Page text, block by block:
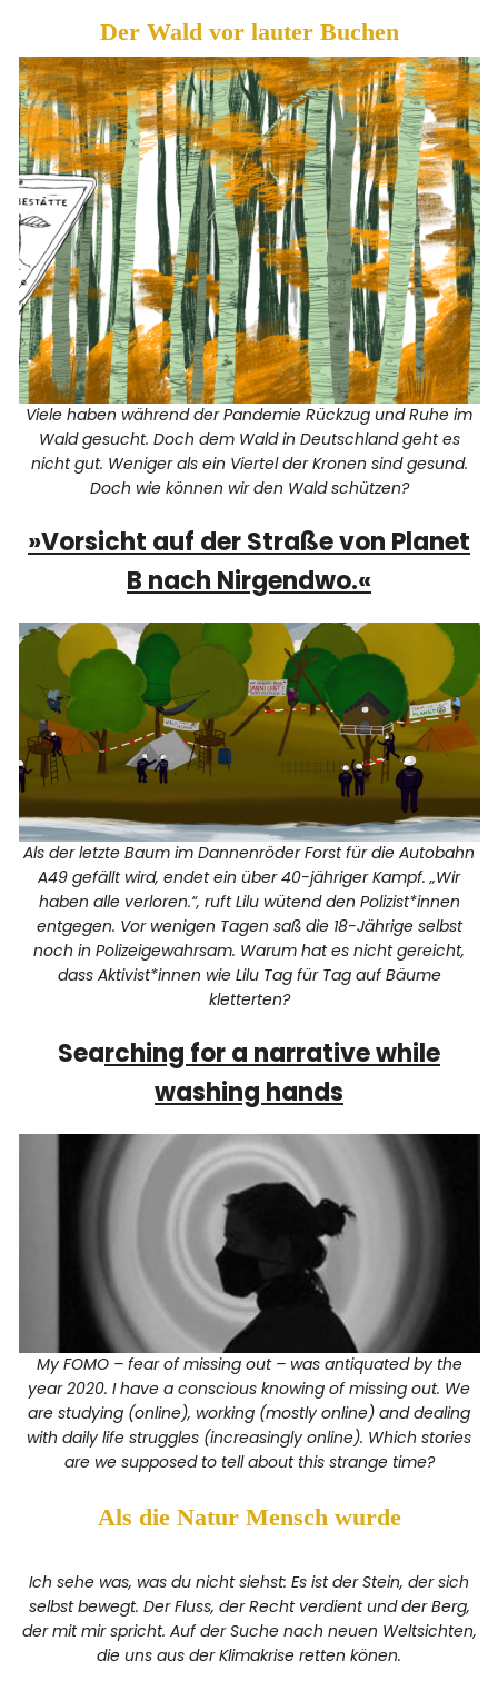
Der Wald vor lauter Buchen
Viele haben während der Pandemie Rückzug und Ruhe im
Wald gesucht. Doch dem Wald in Deutschland geht es
nicht gut. Weniger als ein Viertel der Kronen sind gesund.
Doch wie können wir den Wald schützen?
»Vorsicht auf der Straße von Planet
B nach Nirgendwo.«
Als der letzte Baum im Dannenröder Forst für die Autobahn
A49 gefällt wird, endet ein über 40-jähriger Kampf. „Wir
haben alle verloren.“, ruft Lilu wütend den Polizist*innen
entgegen. Vor wenigen Tagen saß die 18-Jährige selbst
noch in Polizeigewahrsam. Warum hat es nicht gereicht,
dass Aktivist*innen wie Lilu Tag für Tag auf Bäume
kletterten?
Searching for a narrative while
washing hands
My FOMO – fear of missing out – was antiquated by the
year 2020. I have a conscious knowing of missing out. We
are studying (online), working (mostly online) and dealing
with daily life struggles (increasingly online). Which stories
are we supposed to tell about this strange time?
Als die Natur Mensch wurde
Ich sehe was, was du nicht siehst: Es ist der Stein, der sich
selbst bewegt. Der Fluss, der Recht verdient und der Berg,
der mit mir spricht. Auf der Suche nach neuen Weltsichten,
die uns aus der Klimakrise retten könen.